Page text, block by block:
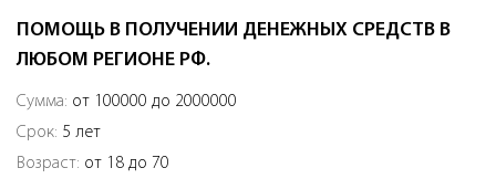
ПОМОЩЬ В ПОЛУЧЕНИИ ДЕНЕЖНЫХ СРЕДСТВ В
ЛЮБОМ РЕГИОНЕ РФ.
Сумма: от 100000 до 2000000
Срок: 5 лет
Возраст: от 18 до 70